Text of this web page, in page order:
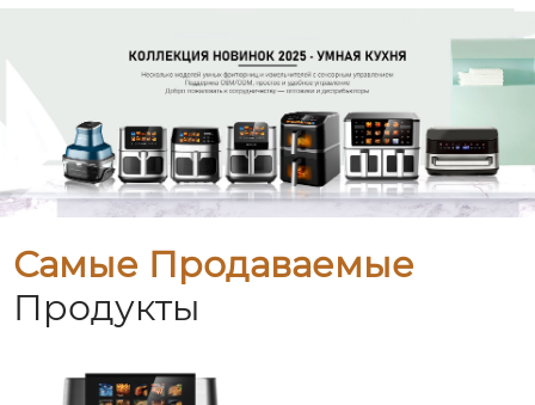
Самые Продаваемые
Продукты